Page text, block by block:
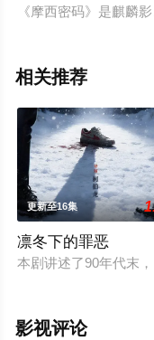
《摩西密码》是麒麟
相关推荐
更新至16集
凛冬下的罪恶
本剧讲述了90年代末
影视评论